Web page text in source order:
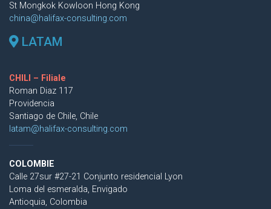
St Mongkok Kowloon Hong Kong
china@halifax-consulting.com
LATAM
CHILI – Filiale
Roman Diaz 117
Providencia
Santiago de Chile, Chile
latam@halifax-consulting.com
COLOMBIE
Calle 27sur #27-21 Conjunto residencial Lyon
Loma del esmeralda, Envigado
Antioquia, Colombia